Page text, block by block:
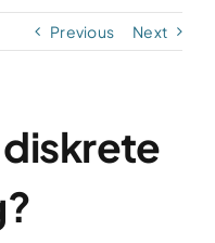
Previous Next